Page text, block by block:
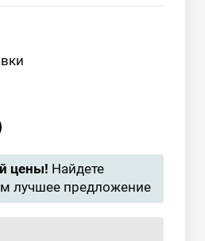
цены! Найдете
лучшее предложение